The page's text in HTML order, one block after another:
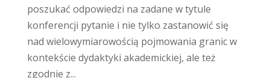
poszukać odpowiedzi na zadane w tytule
konferencji pytanie i nie tylko zastanowić się
nad wielowymiarowością pojmowania granic w
kontekście dydaktyki akademickiej, ale też
zgodnie z...